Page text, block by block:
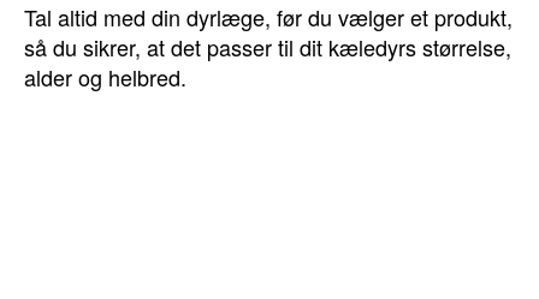
Tal altid med din dyrlæge, før du vælger et produkt,
så du sikrer, at det passer til dit kæledyrs størrelse,
alder og helbred.